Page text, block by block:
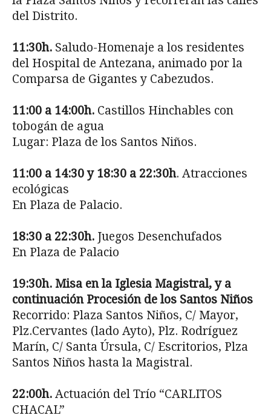
del Distrito.
11:30h. Saludo-Homenaje a los residentes
del Hospital de Antezana, animado por la
Comparsa de Gigantes y Cabezudos.
11:00 a 14:00h. Castillos Hinchables con
tobogán de agua
Lugar: Plaza de los Santos Niños.
11:00 a 14:30 y 18:30 a 22:30h. Atracciones
ecológicas
En Plaza de Palacio.
18:30 a 22:30h. Juegos Desenchufados
En Plaza de Palacio
19:30h. Misa en la Iglesia Magistral, y a
continuación Procesión de los Santos Niños
Recorrido: Plaza Santos Niños, C/ Mayor,
Plz.Cervantes (lado Ayto), Plz. Rodríguez
Marín, C/ Santa Úrsula, C/ Escritorios, Plza
Santos Niños hasta la Magistral.
22:00h. Actuación del Trío “CARLITOS
CHACAL”